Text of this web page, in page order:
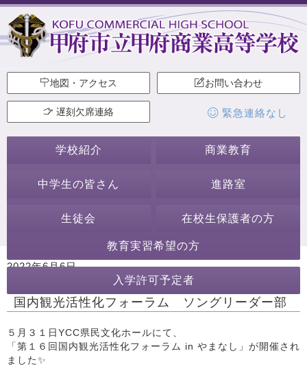
地図・アクセス お問い合わせ
遅刻欠席連絡 緊急連絡なし
学校紹介 商業教育
中学生の皆さん 進路室
生徒会 在校生保護者の方
教育実習希望の方
入学許可予定者
2022年6月6日
生徒会・部活動 ソングリーダー部
国内観光活性化フォーラム ソングリーダー部
５月３１日YCC県民文化ホールにて、
「第１６回国内観光活性化フォーラム in やまなし」が開催され
ました✨